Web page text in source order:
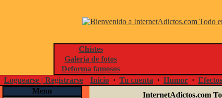
Chistes
Galeria de fotos
Deforma famosos
Loguearse | Registrarse
Inicio · Tu cuenta · Humor ·
Menu
InternetAdictos.com